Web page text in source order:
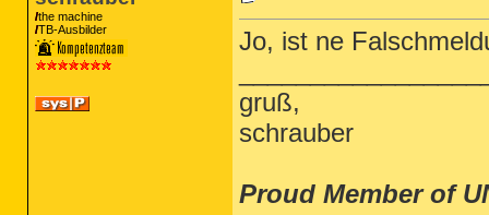
the machine
TB-Ausbilder
Jo, ist ne
gruß,
schrauber
Proud Member of